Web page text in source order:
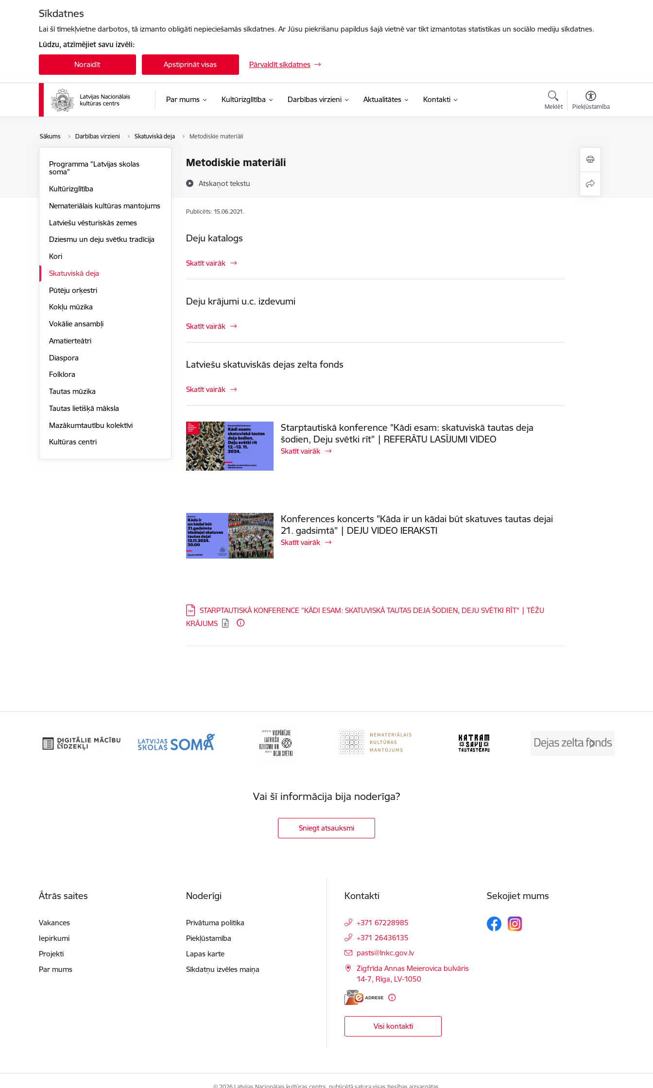
Sīkdatnes
Lai šī tīmekļvietne darbotos, tā izmanto obligāti nepieciešamās sīkdatnes. Ar Jūsu piekrišanu papildus šajā vietnē var tikt izmantotas statistikas un sociālo mediju sīkdatnes.
Lūdzu, atzīmējiet savu izvēli:
Noraidīt Apstiprināt visas Pārvaldīt sīkdatnes
Par mums Kultūrizglītība Darbības virzieni Aktualitātes Kontakti
Meklēt Piekļūstamība
Sākums Darbības virzieni Skatuviskā deja Metodiskie materiāli
Metodiskie materiāli
Atskaņot tekstu
Programma "Latvijas skolas
soma"
Kultūrizglītība
Nemateriālais kultūras mantojums
Latviešu vēsturiskās zemes
Dziesmu un deju svētku tradīcija
Kori
Skatuviskā deja
Pūtēju orķestri
Kokļu mūzika
Vokālie ansambļi
Amatierteātri
Diaspora
Folklora
Tautas mūzika
Tautas lietišķā māksla
Mazākumtautību kolektīvi
Kultūras centri
Publicēts: 15.06.2021.
Deju katalogs
Skatīt vairāk
Deju krājumi u.c. izdevumi
Skatīt vairāk
Latviešu skatuviskās dejas zelta fonds
Skatīt vairāk
Starptautiskā konference "Kādi esam: skatuviskā tautas deja
šodien, Deju svētki rīt" | REFERĀTU LASĪJUMI VIDEO
Skatīt vairāk
Konferences koncerts "Kāda ir un kādai būt skatuves tautas dejai
21. gadsimtā" | DEJU VIDEO IERAKSTI
Skatīt vairāk
Lejupielādēt:
STARPTAUTISKĀ KONFERENCE "KĀDI ESAM: SKATUVISKĀ TAUTAS DEJA ŠODIEN, DEJU SVĒTKI RĪT" | TĒŽU
KRĀJUMS
Vai šī informācija bija noderīga?
Sniegt atsauksmi
Ātrās saites
Vakances
Iepirkumi
Projekti
Par mums
Noderīgi
Privātuma politika
Piekļūstamība
Lapas karte
Sīkdatņu izvēles maiņa
Kontakti
+371 67228985
+371 26436135
E-pasts:
pasts@lnkc.gov.lv
Zigfrīda Annas Meierovica bulvāris
14-7, Rīga, LV-1050
Visi kontakti
Sekojiet mums